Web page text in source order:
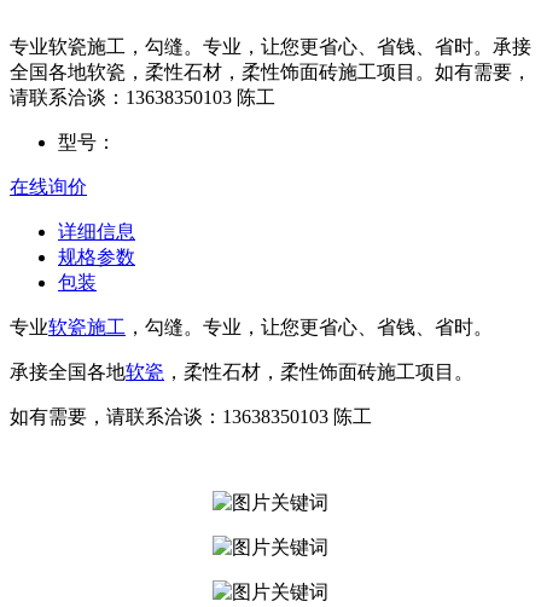
专业软瓷施工，勾缝。专业，让您更省心、省钱、省时。承接
全国各地软瓷，柔性石材，柔性饰面砖施工项目。如有需要，
请联系洽谈：13638350103 陈工
型号：
在线询价
详细信息
规格参数
包装
专业软瓷施工 ，勾缝。专业，让您更省心、省钱、省时。
承接全国各地软瓷 ，柔性石材，柔性饰面砖施工项目。
如有需要，请联系洽谈：13638350103 陈工